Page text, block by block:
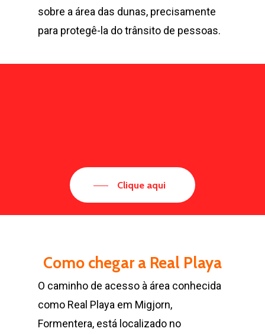
sobre a área das dunas, precisamente
para protegê-la do trânsito de pessoas.
Clique aqui
Como chegar a Real Playa
O caminho de acesso à área conhecida
como Real Playa em Migjorn,
Formentera, está localizado no